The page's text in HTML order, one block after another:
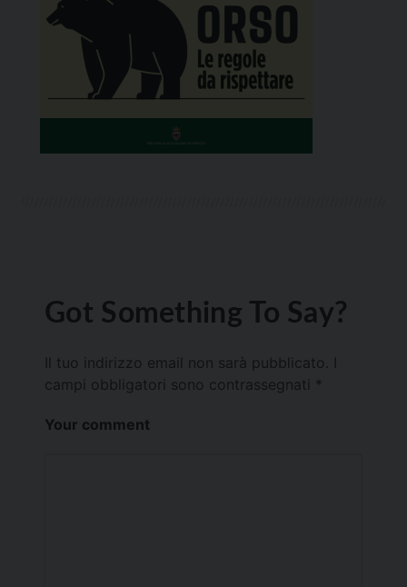
Got Something To Say?
Il tuo indirizzo email non sarà pubblicato.
campi obbligatori sono contrassegnati *
Your comment